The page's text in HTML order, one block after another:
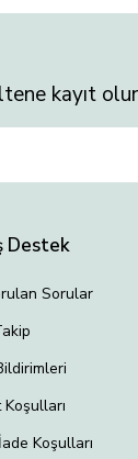
kayıt
Destek
Sorular
Koşulları